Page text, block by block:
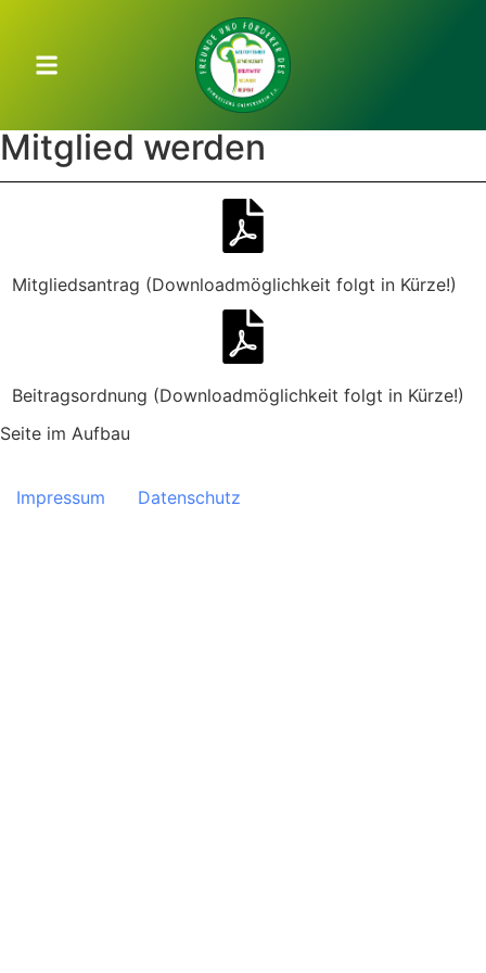
Mitglied werden
Mitgliedsantrag (Downloadmöglichkeit folgt in Kürze!)
Beitragsordnung (Downloadmöglichkeit folgt in Kürze!)
Seite im Aufbau
Impressum Datenschutz